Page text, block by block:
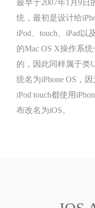
最早于2007年1月9日
统，最初是设计给
iPod、touch、iPad以
的Mac OS X操作系
的，因此同样属于类
统名为iPhone OS，因
iPod touch都使用
布改名为iOS。